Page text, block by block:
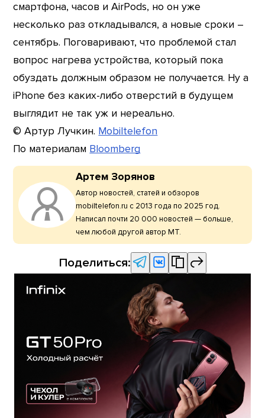
смартфона, часов и AirPods, но он уже
несколько раз откладывался, а новые сроки –
сентябрь. Поговаривают, что проблемой стал
вопрос нагрева устройства, который пока
обуздать должным образом не получается. Ну а
iPhone без каких-либо отверстий в будущем
выглядит не так уж и нереально.
© Артур Лучкин. Mobiltelefon
По материалам Bloomberg
Артем Зорянов
Автор новостей, статей и обзоров
mobiltelefon.ru с 2013 года по 2025 год.
Написал почти 20 000 новостей — больше,
чем любой другой автор МТ.
Поделиться: